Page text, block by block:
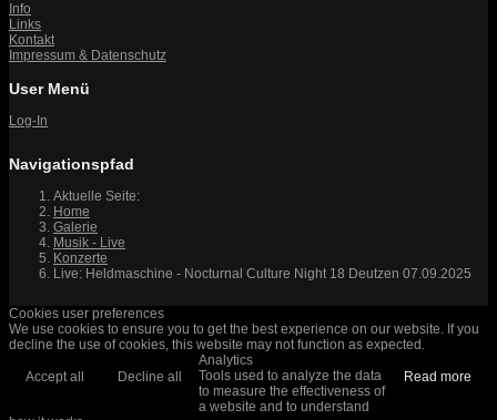
Info
Links
Kontakt
Impressum & Datenschutz
User Menü
Log-In
Navigationspfad
Aktuelle Seite:
Home
Galerie
Musik - Live
Konzerte
Live: Heldmaschine - Nocturnal Culture Night 18 Deutzen 07.09.2025
Cookies user preferences
We use cookies to ensure you to get the best experience on our website. If you
decline the use of cookies, this website may not function as expected.
Accept all Decline all Read more
Analytics
Tools used to analyze the data
to measure the effectiveness of
a website and to understand